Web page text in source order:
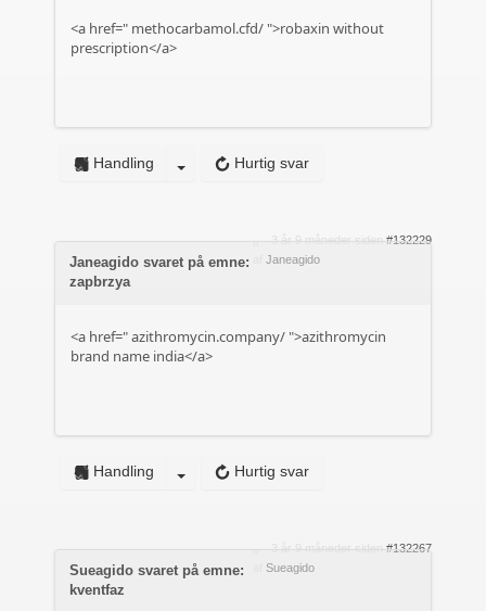
<a href=" methocarbamol.cfd/ ">robaxin without
prescription</a>
Hurtig svar
Handling
3 år 9 måneder siden #132229
Janeagido
Janeagido svaret på emne:
zapbrzya
<a href="azithromycin.company/ ">azithromycin
brand name india</a>
Hurtig svar
Handling
3 år 9 måneder siden #132267
Sueagido
Sueagido svaret på emne:
kventfaz